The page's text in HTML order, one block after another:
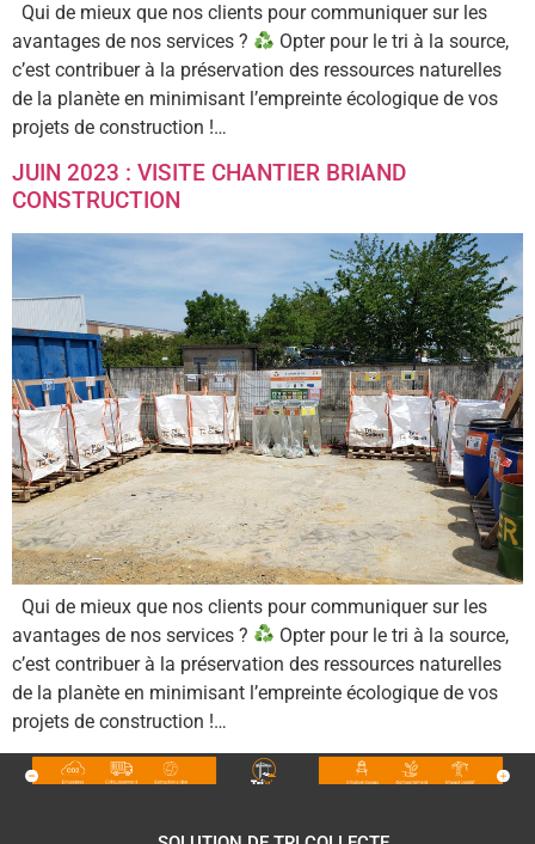
Qui de mieux que nos clients pour communiquer sur les
avantages de nos services ?
Opter pour le tri à la source,
c’est contribuer à la préservation des ressources naturelles
de la planète en minimisant l’empreinte écologique de vos
projets de construction !…
JUIN 2023 : VISITE CHANTIER BRIAND
CONSTRUCTION
Qui de mieux que nos clients pour communiquer sur les
avantages de nos services ?
Opter pour le tri à la source,
c’est contribuer à la préservation des ressources naturelles
de la planète en minimisant l’empreinte écologique de vos
projets de construction !…